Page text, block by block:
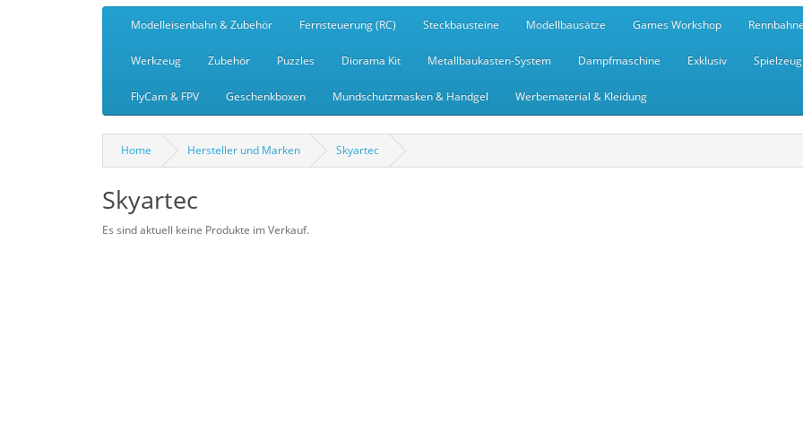
Modelleisenbahn & Zubehör Fernsteuerung (RC) Steckbausteine Modellbausätze Games Workshop
Werkzeug Zubehör Puzzles Diorama Kit Metallbaukasten-System Dampfmaschine Exklusiv Spielzeug
FlyCam & FPV Geschenkboxen Mundschutzmasken & Handgel Werbematerial & Kleidung
Home Hersteller und Marken Skyartec
Skyartec
Es sind aktuell keine Produkte im Verkauf.